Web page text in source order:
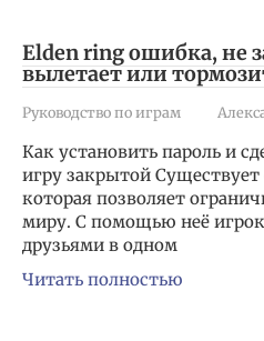
Elden ring ошибка, не
вылетает или
Руководство по играм
Как установить пароль и
игру закрытой Существует
которая позволяет
миру. С помощью неё
друзьями в одном
Читать полностью